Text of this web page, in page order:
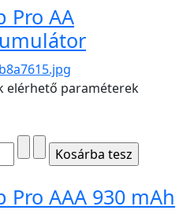
Pro AA
elérhető paraméterek
Pro AAA 930 mAh